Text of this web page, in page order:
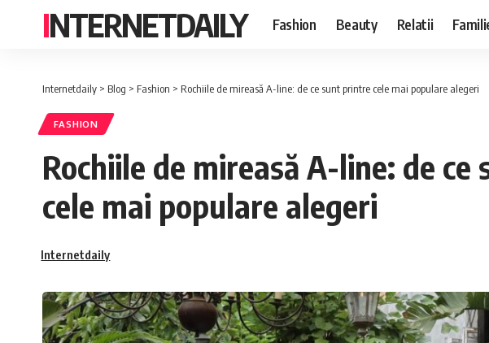
INTERNETDAILY Fashion Beauty Relatii
Internetdaily > Blog > Fashion > Rochiile de mireasă A-line: de ce sunt printre cele mai populare alegeri
FASHION
Rochiile de mireasă A-line: de
cele mai populare alegeri
Internetdaily